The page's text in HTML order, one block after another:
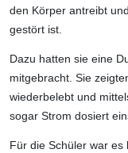
den Körper antreibt
gestört ist.
Dazu hatten sie eine
mitgebracht. Sie
wiederbelebt und
sogar Strom dosiert
Für die Schüler war es